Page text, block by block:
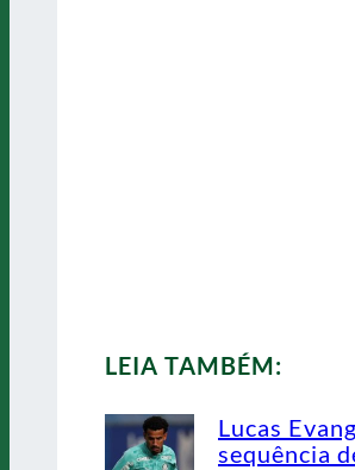
LEIA TAMBÉM:
Lucas
sequência